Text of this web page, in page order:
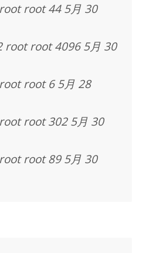
root 44 5月 30
root root 4096 5月 30
root 6 5月 28
root 302 5月 30
root 89 5月 30